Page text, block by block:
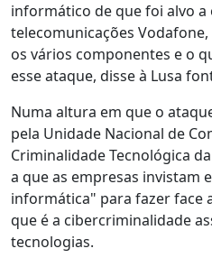
informático de que foi alvo
telecomunicações
os vários componentes e o
esse ataque, disse à Lusa
Numa altura em que o
pela Unidade Nacional de
Criminalidade Tecnológica
a que as empresas invistam
informática" para fazer face
que é a cibercriminalidade
tecnologias.